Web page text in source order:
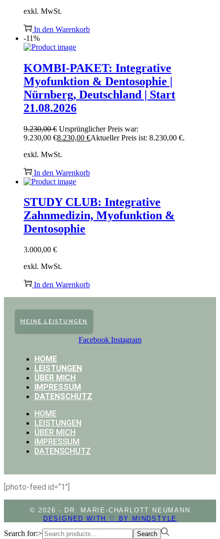
exkl. MwSt.
In den Warenkorb
-11%
KOMBI-PAKET: Integrative
Myofunktion & Dentosophie |
Nürnberg, Deutschland | Start
21.08.2026
9.230,00€ Ursprünglicher Preis war:
9.230,00 €8.230,00 €Aktueller Preis ist: 8.230,00 €.
exkl. MwSt.
In den Warenkorb
STUDY CLUB: Integrative
Zahnmedizin, Myofunktion &
Dentosophie
3.000,00 €
exkl. MwSt.
In den Warenkorb
MEINE LEISTUNGEN
Facebook Instagram
HOME
LEISTUNGEN
ÜBER MICH
IMPRESSUM
DATENSCHUTZ
HOME
LEISTUNGEN
ÜBER MICH
IMPRESSUM
DATENSCHUTZ
[photo-feed id=“1″]
© 2026 - DR. MARIE-CHARLOTT NEUMANN
DESIGNED WITH ♡ BY MINDSTYLE
Search for:> Search